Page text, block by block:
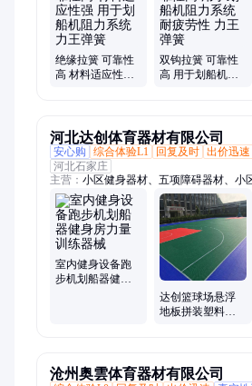
绝缘拉簧 可靠性
高 材料适应性强
双钩拉簧 可靠性
高 用于划船机阻
河北达创体育器材有限公司
安心购
综合体验L1 回复及时 出价迅速
河北石家庄
主营： 小区健身器材、五项障碍器材、小
浮拼装地板、篮球场体育馆看台座椅、室
草坪、移动篮球架、塑胶地面、硅pu材料
犬训练器材、八项障碍器材、公园广场室
梯、仿真滑冰场、陆地冰壶、休闲座椅
室内健身设备跑
步机划船器健身
达创篮球场悬浮
地板拼装塑料地
沧州奥雲体育器材有限公司